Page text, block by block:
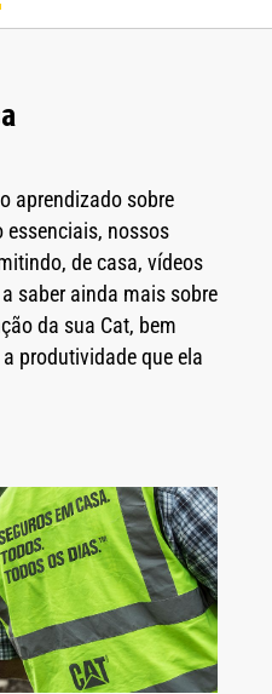
aprendizado sobre
nossos
de casa, vídeos
saber ainda mais sobre
da sua Cat, bem
produtividade que ela